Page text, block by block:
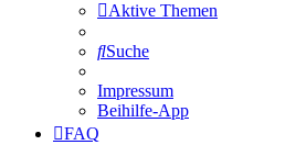
Aktive Themen
Suche
Impressum
Beihilfe-App
FAQ